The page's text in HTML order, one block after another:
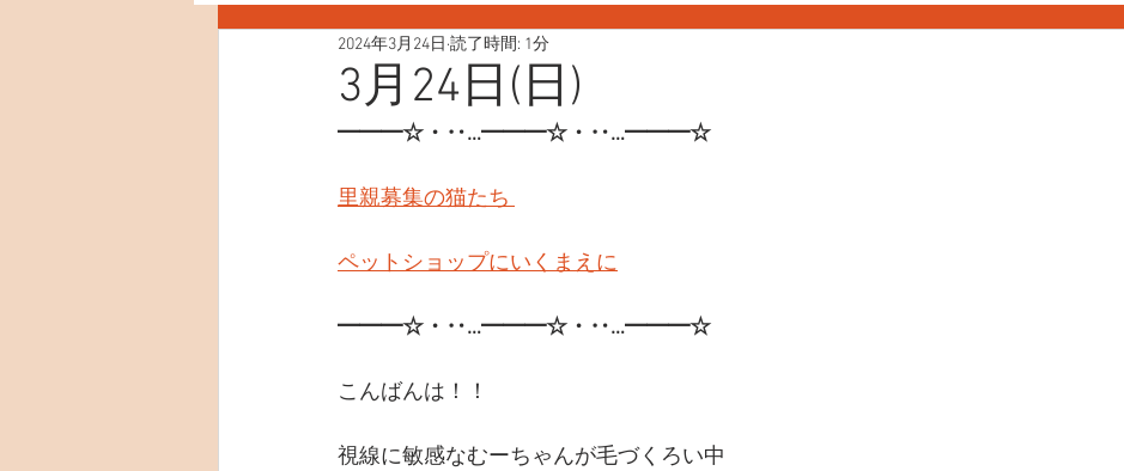
3月24日(日)
2024年3月24日 読了時間: 1分
━━━☆・‥…━━━☆・‥…━━━☆
里親募集の猫たち
ペットショップにいくまえに
━━━☆・‥…━━━☆・‥…━━━☆
こんばんは！！
視線に敏感なむーちゃんが毛づくろい中